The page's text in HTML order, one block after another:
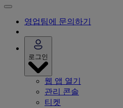
영업팀에 문의하기
로그인
웹 앱 열기
관리 콘솔
티켓